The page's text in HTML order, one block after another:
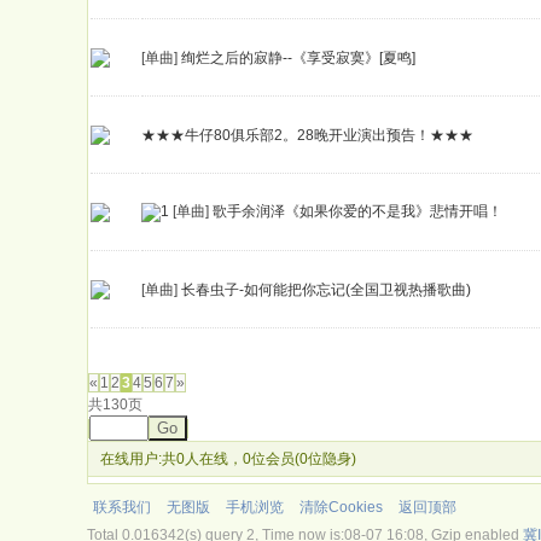
[单曲] 绚烂之后的寂静--《享受寂寞》[夏鸣]
★★★牛仔80俱乐部2。28晚开业演出预告！★★★
[单曲] 歌手余润泽《如果你爱的不是我》悲情开唱！
[单曲] 长春虫子-如何能把你忘记(全国卫视热播歌曲)
« 1 2 345 6 7 »
共130页
Go
在线用户:共0人在线，0位会员(0位隐身)
联系我们 无图版 手机浏览 清除Cookies
返回顶部
Total 0.016342(s) query 2, Time now is:08-07 16:08, Gzip enabled 冀